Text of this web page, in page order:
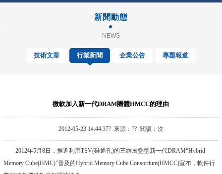
新聞動態
NEWS
技術文章 行業新聞 企業公告 專題報道
微軟加入新一代DRAM團體HMCC的理由
2012-05-23 14:44:37? 來源：?? 閱讀： 次
2012年5月8日，推進利用TSV(硅通孔)的三維層疊型新一代DRAM“Hybrid
Memory Cube(HMC)”普及的Hybrid Memory Cube Consortium(HMCC)宣布，軟件行